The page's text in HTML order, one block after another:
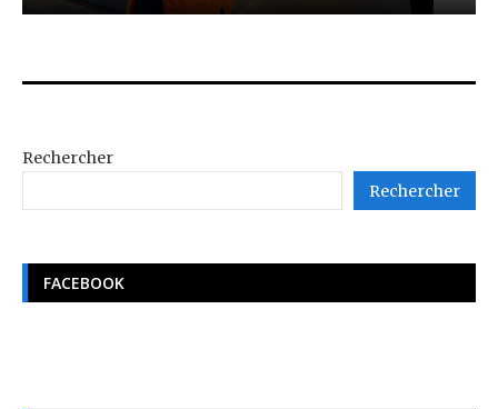
Rechercher
Rechercher
FACEBOOK